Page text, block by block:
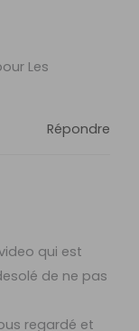
Les
Répondre
qui est
de ne pas
regardé et